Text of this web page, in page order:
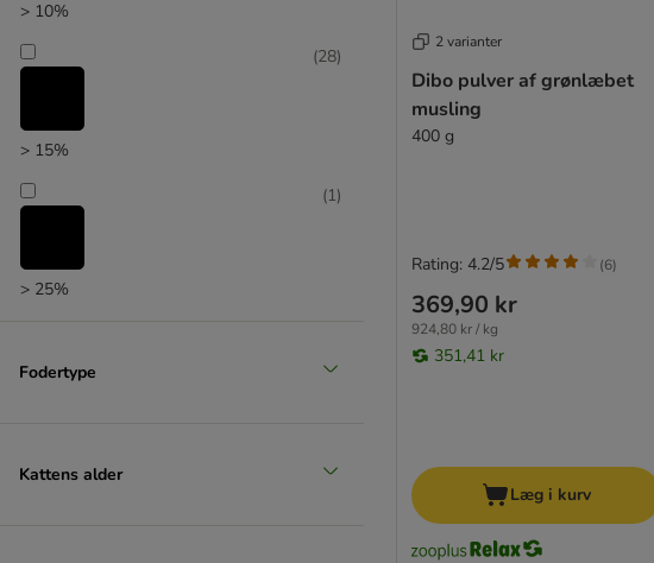
> 10%
> 15%
(28)
> 25%
(1)
Fodertype
Kattens alder
2 varianter
Dibo pulver af grønlæbet
musling
400 g
369,90 kr
924,80 kr / kg
351,41 kr
Rating: 4.2/5 (6)
Læg i kurv